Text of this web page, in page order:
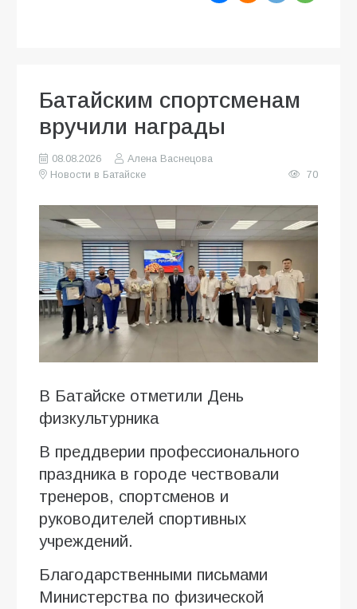
Батайским спортсменам
вручили награды
08.08.2026
Алена Васнецова
Новости в Батайске
70
В Батайске отметили День
физкультурника
В преддверии профессионального
праздника в городе чествовали
тренеров, спортсменов и
руководителей спортивных
учреждений.
Благодарственными письмами
Министерства по физической